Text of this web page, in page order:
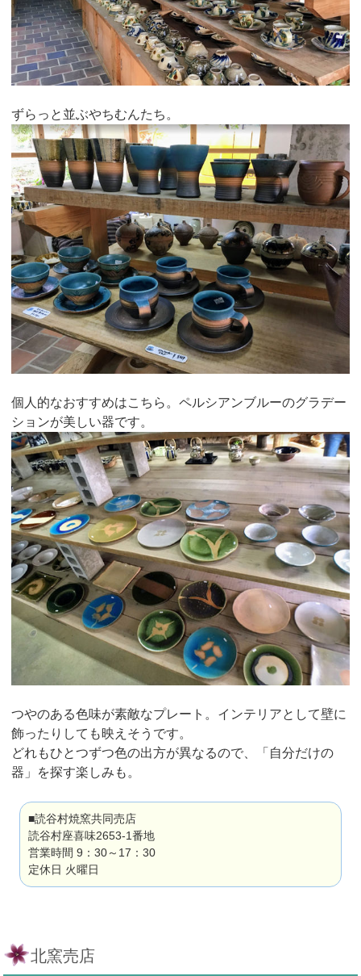
ずらっと並ぶやちむんたち。
個人的なおすすめはこちら。ペルシアンブルーのグラデー
ションが美しい器です。
つやのある色味が素敵なプレート。インテリアとして壁に
飾ったりしても映えそうです。
どれもひとつずつ色の出方が異なるので、「自分だけの
器」を探す楽しみも。
■読谷村焼窯共同売店
読谷村座喜味2653-1番地
営業時間 9：30～17：30
定休日 火曜日
北窯売店